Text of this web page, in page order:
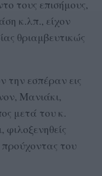
τους επισήμους,
κ.λπ., είχον
θριαμβευτικώς
την εσπέραν εις
Μανιάκι,
μετά του κ.
φιλοξενηθείς
του